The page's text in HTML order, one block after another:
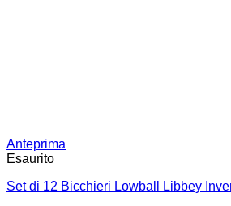
Anteprima
Esaurito
Set di 12 Bicchieri Lowball Libbey